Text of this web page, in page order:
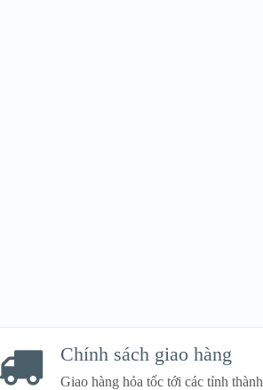
Chính sách giao hàng
Giao hàng hỏa tốc tới các tỉnh thành